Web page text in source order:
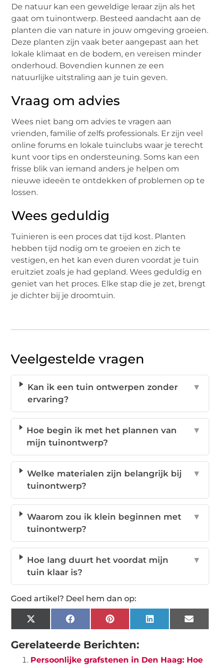
De natuur kan een geweldige leraar zijn als het
gaat om tuinontwerp. Besteed aandacht aan de
planten die van nature in jouw omgeving groeien.
Deze planten zijn vaak beter aangepast aan het
lokale klimaat en de bodem, en vereisen minder
onderhoud. Bovendien kunnen ze een
natuurlijke uitstraling aan je tuin geven.
Vraag om advies
Wees niet bang om advies te vragen aan
vrienden, familie of zelfs professionals. Er zijn veel
online forums en lokale tuinclubs waar je terecht
kunt voor tips en ondersteuning. Soms kan een
frisse blik van iemand anders je helpen om
nieuwe ideeën te ontdekken of problemen op te
lossen.
Wees geduldig
Tuinieren is een proces dat tijd kost. Planten
hebben tijd nodig om te groeien en zich te
vestigen, en het kan even duren voordat je tuin
eruitziet zoals je had gepland. Wees geduldig en
geniet van het proces. Elke stap die je zet, brengt
je dichter bij je droomtuin.
Veelgestelde vragen
Kan ik een tuin ontwerpen zonder
ervaring?
▼
Hoe begin ik met het plannen van
mijn tuinontwerp?
▼
Welke materialen zijn belangrijk bij
tuinontwerp?
▼
Waarom zou ik klein beginnen met
tuinontwerp?
▼
Hoe lang duurt het voordat mijn
tuin klaar is?
▼
Goed artikel? Deel hem dan op:
X
(Twitter)
FacebookPinterestLinkedInEmail
Gerelateerde Berichten:
Persoonlijke grafstenen in Den Haag: Hoe